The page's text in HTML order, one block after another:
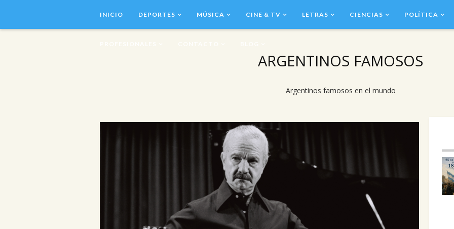
INICIO DEPORTES MÚSICA CINE & TV LETRAS CIENCIAS POLÍTICA
ARGENTINOS FAMOSOS
Argentinos famosos en el mundo